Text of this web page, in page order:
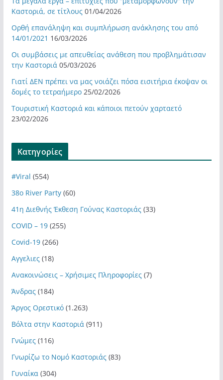
Καστοριά, σε τίτλους 01/04/2026
Ορθή επανάληψη και συμπλήρωση ανάκλησης του από
14/01/2021 16/03/2026
Οι συμβάσεις με απευθείας ανάθεση που προβλημάτισαν
την Καστοριά 05/03/2026
Γιατί ΔΕΝ πρέπει να μας νοιάζει πόσα εισιτήρια έκοψαν οι
δομές το τετραήμερο 25/02/2026
Τουριστική Καστοριά και κάποιοι πετούν χαρταετό
23/02/2026
Kατηγορίες
#Viral (554)
38ο River Party(60)
41η Διεθνής Έκθεση Γούνας Καστοριάς(33)
COVID – 19(255)
Covid-19(266)
Αγγελιες(18)
Ανακοινώσεις – Χρήσιμες Πληροφορίες(7)
Άνδρας(184)
Άργος Ορεστικό(1.263)
Βόλτα στην Καστοριά(911)
Γνώμες(116)
Γνωρίζω το Νομό Καστοριάς(83)
Γυναίκα(304)